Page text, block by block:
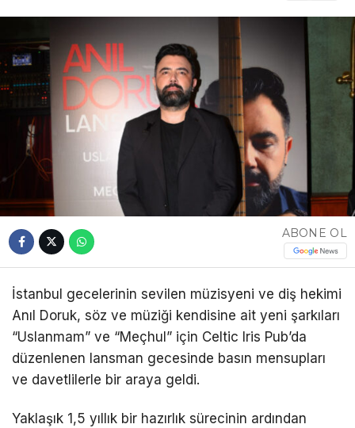
ABONE OL
İstanbul gecelerinin sevilen müzisyeni ve diş hekimi
Anıl Doruk, söz ve müziği kendisine ait yeni şarkıları
“Uslanmam” ve “Meçhul” için Celtic Iris Pub’da
düzenlenen lansman gecesinde basın mensupları
ve davetlilerle bir araya geldi.
Yaklaşık 1,5 yıllık bir hazırlık sürecinin ardından